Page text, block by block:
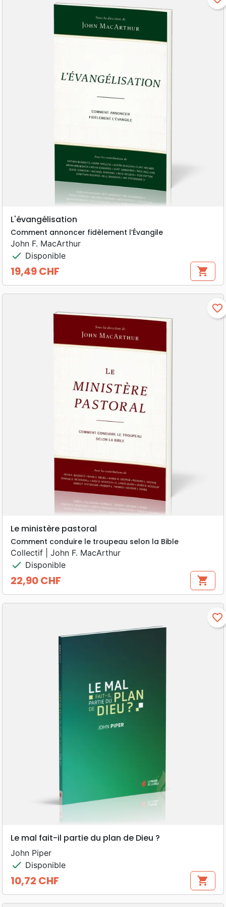
L'évangélisation
Comment annoncer fidèlement l’Évangile
John F. MacArthur
check Disponible
Prix
19,49 CHF shopping_cart
favorite_border
Le ministère pastoral
Comment conduire le troupeau selon la Bible
Collectif | John F. MacArthur
check Disponible
Prix
22,90 CHF shopping_cart
favorite_border
Le mal fait-il partie du plan de Dieu ?
John Piper
check Disponible
Prix
10,72 CHF shopping_cart